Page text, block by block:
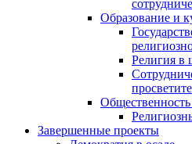
Образование и
Религия в
Завершенные проекты